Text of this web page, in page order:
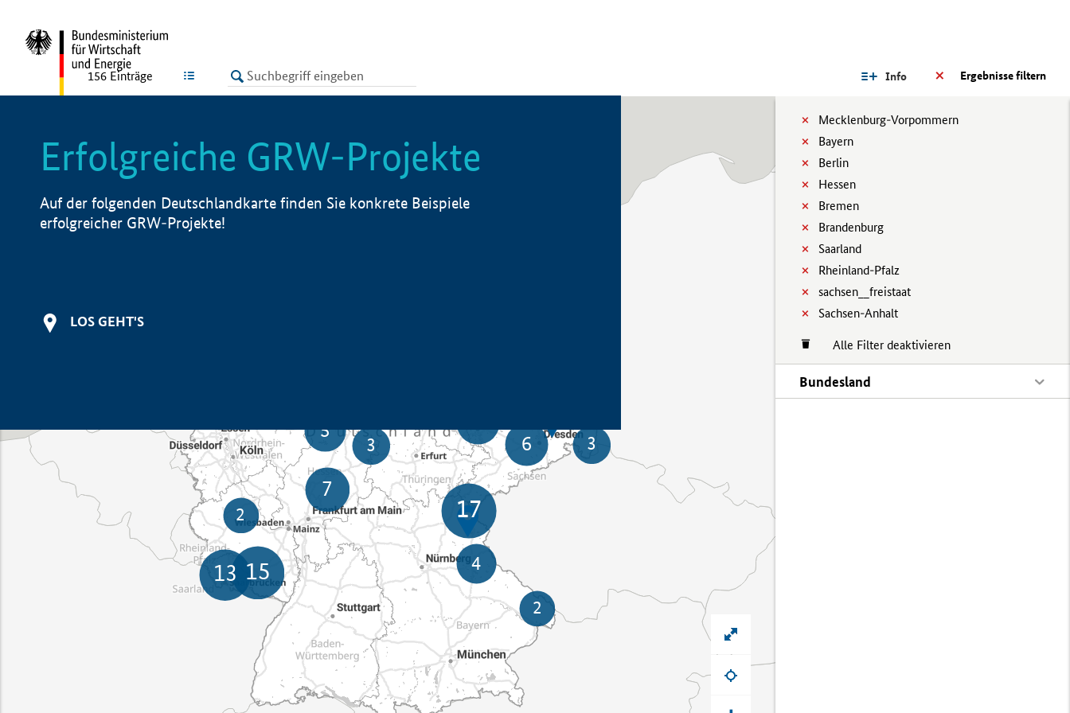
LISTE Ergebnisse filtern
Info
Mecklenburg-Vorpommern
Bayern
Berlin
Hessen
Bremen
Brandenburg
Saarland
Rheinland-Pfalz
sachsen__freistaat
Sachsen-Anhalt
Alle Filter deaktivieren
Bundesland
156 Einträge
Erfolgreiche GRW-Projekte
Auf der folgenden Deutschlandkarte finden Sie konkrete Beispiele
erfolgreicher GRW-Projekte!
LOS GEHT'S